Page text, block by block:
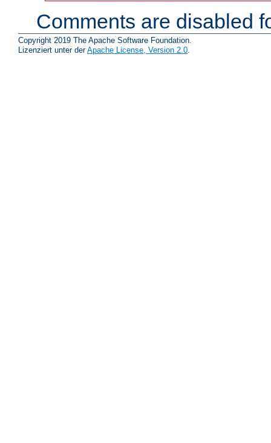
Comments are disabled
Copyright 2019 The Apache Software Foundation.
Lizenziert unter derApache License, Version 2.0